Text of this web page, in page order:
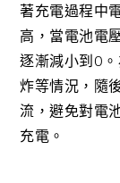
著充電過程中
高，當電池電
逐漸減小到0
炸等情況，隨
流，避免對電
充電。